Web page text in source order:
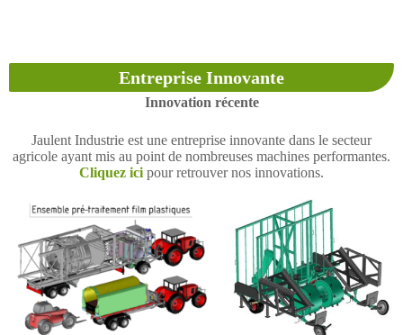
Entreprise Innovante
Innovation récente
Jaulent Industrie est une entreprise innovante dans le secteur
agricole ayant mis au point de nombreuses machines performantes.
Cliquez ici pour retrouver nos innovations.